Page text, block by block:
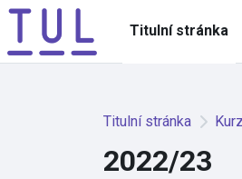
Přejít k hlavnímu obsahu
Titulní stránka
Titulní stránka
2022/23